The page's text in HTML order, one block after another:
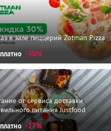
в зале пиццерий Zotman Pizza
-30%
от сервиса доставки
питания Justfood
-27%